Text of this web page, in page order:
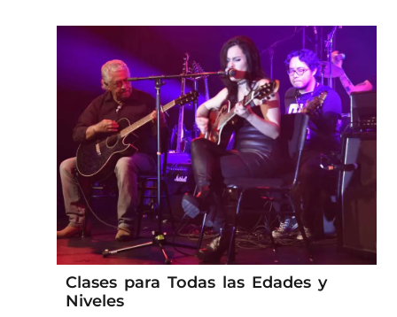
Clases para Todas las Edades y
Niveles